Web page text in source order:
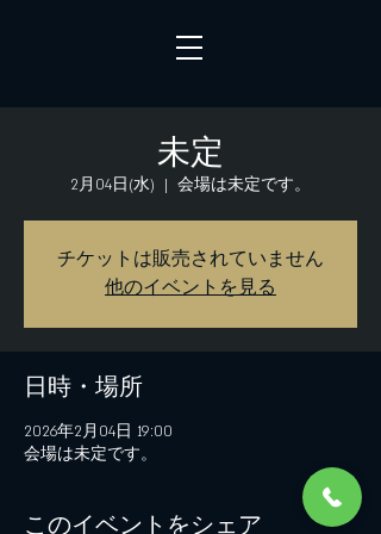
未定
2月04日(水)
  |
会場は未定です。
チケットは販売されていません
他のイベントを見る
日時・場所
2026年2月04日 19:00
会場は未定です。
このイベントをシェア